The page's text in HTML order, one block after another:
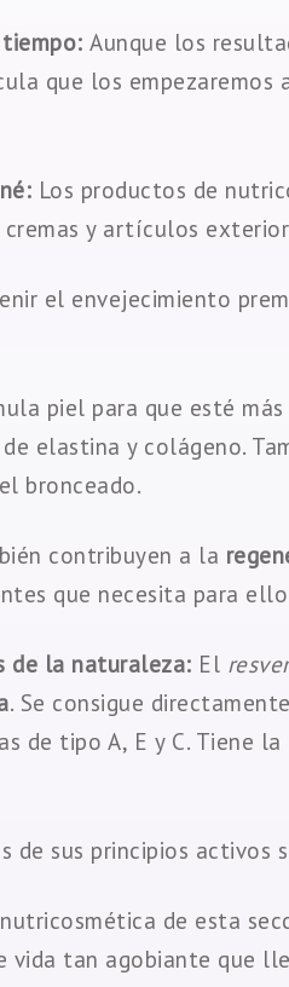
tiempo: Aunque los
que los empezaremos
Los productos de
y artículos
el envejecimiento
piel para que esté
elastina y colágeno.
bronceado.
contribuyen a la
que necesita para
de la naturaleza: El
. Se consigue
de tipo A, E y C. Tiene
de sus principios activos
de esta
tan agobiante que